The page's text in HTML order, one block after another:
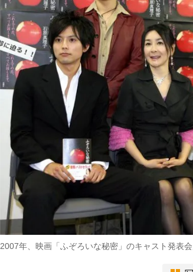
2007年、映画「ふぞろいな秘密」のキャスト発表